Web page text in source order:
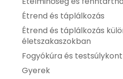
Étrend és táplálkozás
Étrend és táplálkozás
életszakaszokban
Fogyókúra és
Gyerek